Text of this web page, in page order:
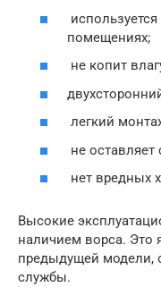
помещениях;
не копит
легкий
не
нет вредных
Высокие
наличием ворса. Это
предыдущей модели,
службы.